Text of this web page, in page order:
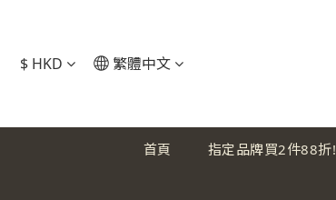
$ HKD 繁體中文
首頁 指定品牌買2件88折!